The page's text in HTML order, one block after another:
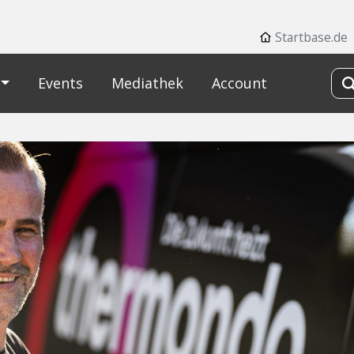
Startbase.de
Events Mediathek Account